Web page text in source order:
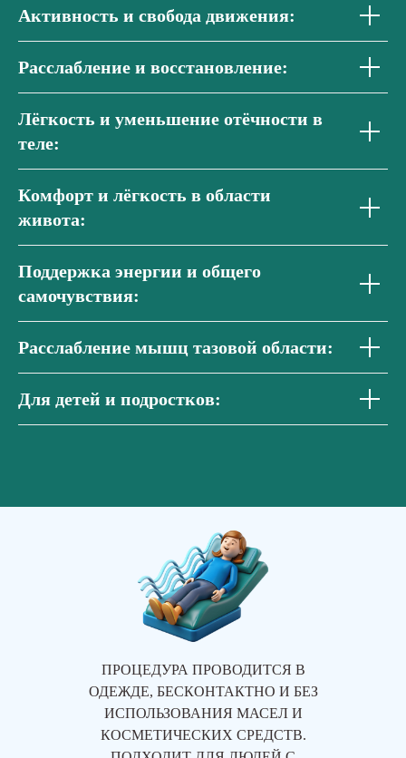
Активность и свобода движения:
Расслабление и восстановление:
Лёгкость и уменьшение отёчности в
теле:
Комфорт и лёгкость в области
живота:
Поддержка энергии и общего
самочувствия:
Расслабление мышц тазовой области:
Для детей и подростков:
ПРОЦЕДУРА ПРОВОДИТСЯ В
ОДЕЖДЕ, БЕСКОНТАКТНО И БЕЗ
ИСПОЛЬЗОВАНИЯ МАСЕЛ И
КОСМЕТИЧЕСКИХ СРЕДСТВ.